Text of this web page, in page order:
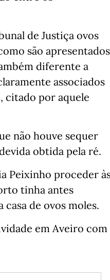
de Justiça ovos
são apresentados
diferente a
associados
citado por aquele
não houve sequer
obtida pela ré.
Peixinho proceder
tinha antes
de ovos moles.
em Aveiro com